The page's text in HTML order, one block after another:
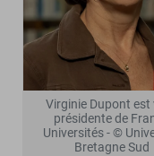
Virginie Dupont est
présidente de
Universités - ©
Bretagne Sud